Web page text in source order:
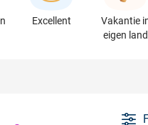
Excellent
Vakantie
eigen land